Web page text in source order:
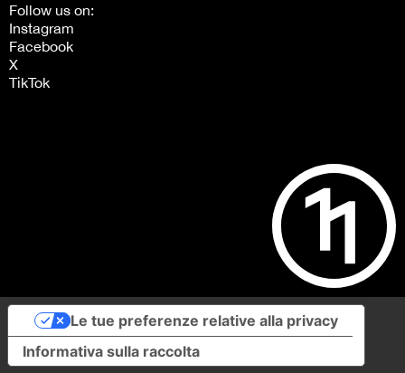
Follow us on:
Instagram
Facebook
X
TikTok
Informativa sulla raccolta
Le tue preferenze relative alla privacy